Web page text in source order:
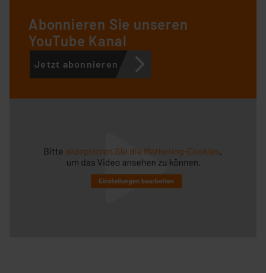
Abonnieren Sie unseren
YouTube Kanal
Jetzt abonnieren